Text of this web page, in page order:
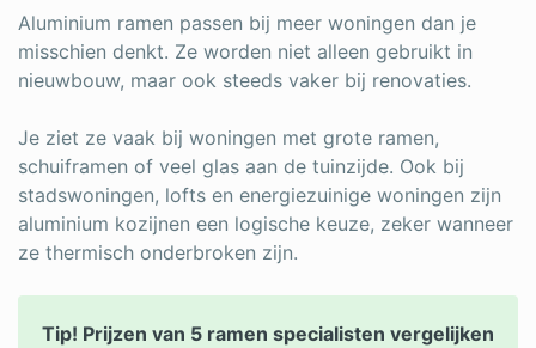
Aluminium ramen passen bij meer woningen dan je
misschien denkt. Ze worden niet alleen gebruikt in
nieuwbouw, maar ook steeds vaker bij renovaties.
Je ziet ze vaak bij woningen met grote ramen,
schuiframen of veel glas aan de tuinzijde. Ook bij
stadswoningen, lofts en energiezuinige woningen zijn
aluminium kozijnen een logische keuze, zeker wanneer
ze thermisch onderbroken zijn.
Tip! Prijzen van 5 ramen specialisten vergelijken